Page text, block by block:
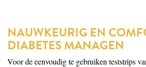
NAUWKEURIG EN
DIABETES MANAGEN
Voor de eenvoudig te gebruiken teststrips